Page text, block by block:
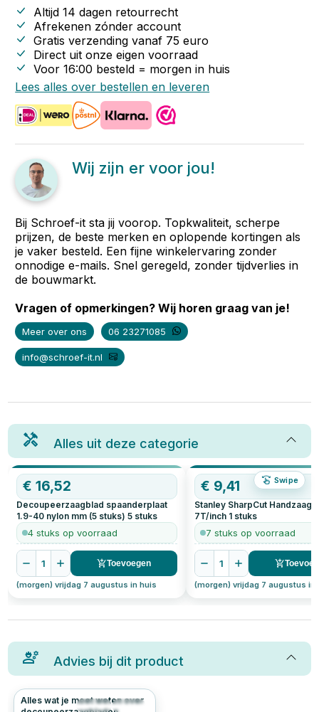
Altijd 14 dagen retourrecht
Afrekenen zónder account
Gratis verzending vanaf 75 euro
Direct uit onze eigen voorraad
Voor 16:00 besteld = morgen in huis
Lees alles over bestellen en leveren
Wij zijn er voor jou!
Bij Schroef-it sta jij voorop. Topkwaliteit, scherpe
prijzen, de beste merken en oplopende kortingen als
je vaker besteld. Een fijne winkelervaring zonder
onnodige e-mails. Snel geregeld, zonder tijdverlies in
de bouwmarkt.
Vragen of opmerkingen? Wij horen graag van je!
Meer over ons 06 23271085
info@schroef-it.nl
Alles uit deze categorie
Swipe
€16,52
Decoupeerzaagblad spaanderplaat
1.9-40 nylon mm (5 stuks) 5 stuks
4 stuks op voorraad
1 Toevoegen
(morgen) vrijdag 7 augustus in huis
€ 9,41
Stanley SharpCut Handzaag
7T/inch 1 stuks
7 stuks op voorraad
1
(morgen) vrijdag 7 augustus in
Advies bij dit product
528 4.6
Alles wat je moet weten over